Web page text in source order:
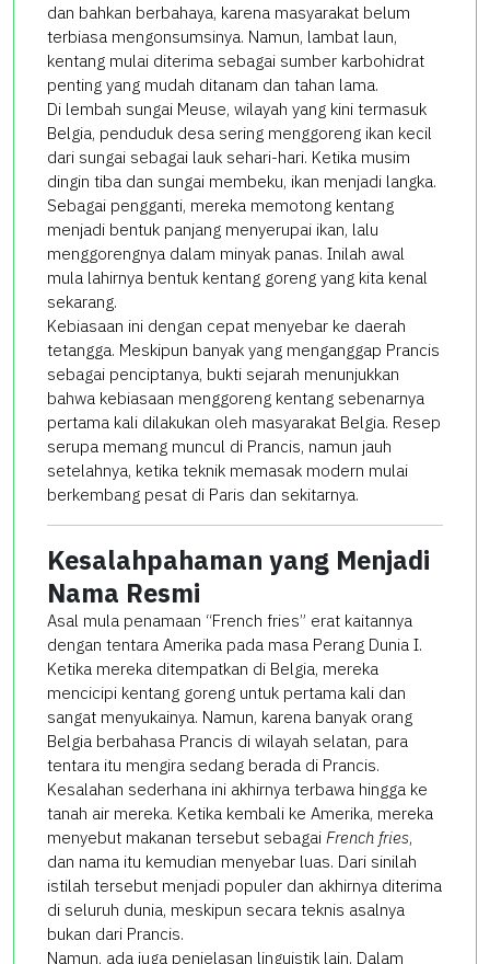
dan bahkan berbahaya, karena masyarakat belum
terbiasa mengonsumsinya. Namun, lambat laun,
kentang mulai diterima sebagai sumber karbohidrat
penting yang mudah ditanam dan tahan lama.
Di lembah sungai Meuse, wilayah yang kini termasuk
Belgia, penduduk desa sering menggoreng ikan kecil
dari sungai sebagai lauk sehari-hari. Ketika musim
dingin tiba dan sungai membeku, ikan menjadi langka.
Sebagai pengganti, mereka memotong kentang
menjadi bentuk panjang menyerupai ikan, lalu
menggorengnya dalam minyak panas. Inilah awal
mula lahirnya bentuk kentang goreng yang kita kenal
sekarang.
Kebiasaan ini dengan cepat menyebar ke daerah
tetangga. Meskipun banyak yang menganggap Prancis
sebagai penciptanya, bukti sejarah menunjukkan
bahwa kebiasaan menggoreng kentang sebenarnya
pertama kali dilakukan oleh masyarakat Belgia. Resep
serupa memang muncul di Prancis, namun jauh
setelahnya, ketika teknik memasak modern mulai
berkembang pesat di Paris dan sekitarnya.
Kesalahpahaman yang Menjadi
Nama Resmi
Asal mula penamaan “French fries” erat kaitannya
dengan tentara Amerika pada masa Perang Dunia I.
Ketika mereka ditempatkan di Belgia, mereka
mencicipi kentang goreng untuk pertama kali dan
sangat menyukainya. Namun, karena banyak orang
Belgia berbahasa Prancis di wilayah selatan, para
tentara itu mengira sedang berada di Prancis.
Kesalahan sederhana ini akhirnya terbawa hingga ke
tanah air mereka. Ketika kembali ke Amerika, mereka
menyebut makanan tersebut sebagai French fries,
dan nama itu kemudian menyebar luas. Dari sinilah
istilah tersebut menjadi populer dan akhirnya diterima
di seluruh dunia, meskipun secara teknis asalnya
bukan dari Prancis.
Namun, ada juga penjelasan linguistik lain. Dalam